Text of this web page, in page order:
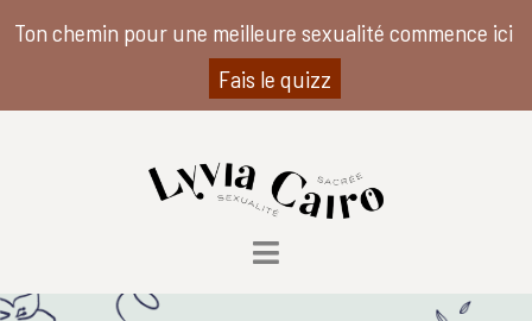
Ton chemin pour une meilleure sexualité commence ici
Fais le quizz